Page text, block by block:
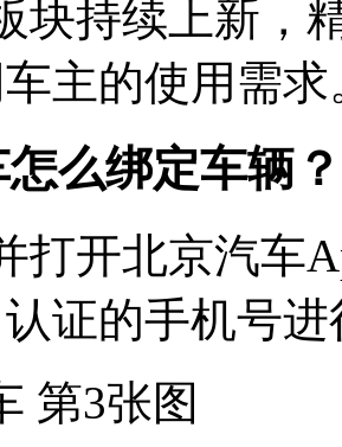
块持续上新，
主的使用需求
么绑定车辆？
打开北京汽车
证的手机号